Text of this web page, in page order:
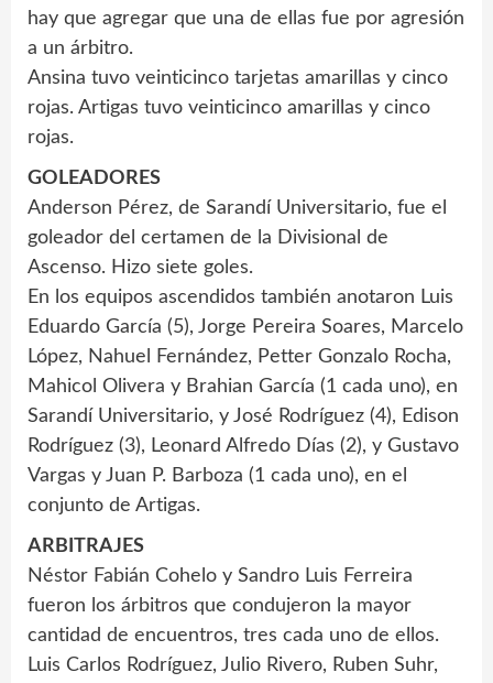
hay que agregar que una de ellas fue por agresión
a un árbitro.
Ansina tuvo veinticinco tarjetas amarillas y cinco
rojas. Artigas tuvo veinticinco amarillas y cinco
rojas.
GOLEADORES
Anderson Pérez, de Sarandí Universitario, fue el
goleador del certamen de la Divisional de
Ascenso. Hizo siete goles.
En los equipos ascendidos también anotaron Luis
Eduardo García (5), Jorge Pereira Soares, Marcelo
López, Nahuel Fernández, Petter Gonzalo Rocha,
Mahicol Olivera y Brahian García (1 cada uno), en
Sarandí Universitario, y José Rodríguez (4), Edison
Rodríguez (3), Leonard Alfredo Días (2), y Gustavo
Vargas y Juan P. Barboza (1 cada uno), en el
conjunto de Artigas.
ARBITRAJES
Néstor Fabián Cohelo y Sandro Luis Ferreira
fueron los árbitros que condujeron la mayor
cantidad de encuentros, tres cada uno de ellos.
Luis Carlos Rodríguez, Julio Rivero, Ruben Suhr,